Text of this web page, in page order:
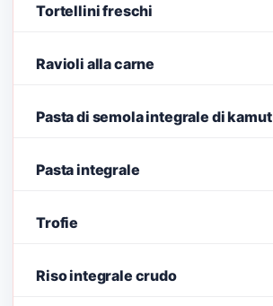
Tortellini freschi
Ravioli alla carne
Pasta di semola integrale di kamut
Pasta integrale
Trofie
Riso integrale crudo